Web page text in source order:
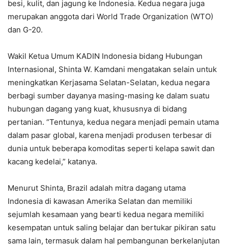
besi, kulit, dan jagung ke Indonesia. Kedua negara juga
merupakan anggota dari World Trade Organization (WTO)
dan G-20.
Wakil Ketua Umum KADIN Indonesia bidang Hubungan
Internasional, Shinta W. Kamdani mengatakan selain untuk
meningkatkan Kerjasama Selatan-Selatan, kedua negara
berbagi sumber dayanya masing-masing ke dalam suatu
hubungan dagang yang kuat, khususnya di bidang
pertanian. “Tentunya, kedua negara menjadi pemain utama
dalam pasar global, karena menjadi produsen terbesar di
dunia untuk beberapa komoditas seperti kelapa sawit dan
kacang kedelai,” katanya.
Menurut Shinta, Brazil adalah mitra dagang utama
Indonesia di kawasan Amerika Selatan dan memiliki
sejumlah kesamaan yang bearti kedua negara memiliki
kesempatan untuk saling belajar dan bertukar pikiran satu
sama lain, termasuk dalam hal pembangunan berkelanjutan